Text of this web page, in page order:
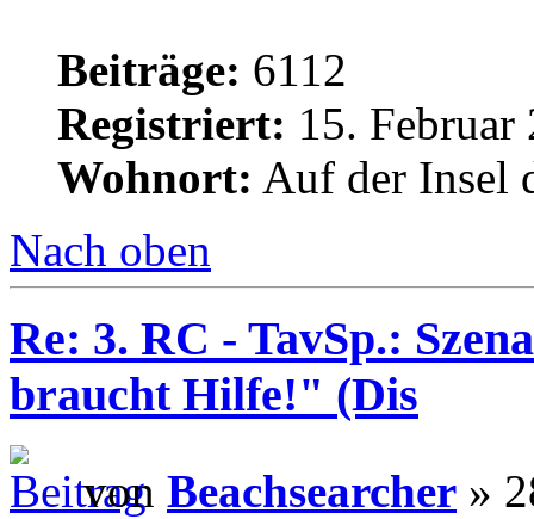
Beiträge: 6112
Registriert: 15.
Wohnort: Auf der Insel
Nach oben
Re: 3. RC - TavSp.:
braucht Hilfe!" (Dis
von Beachsearcher »